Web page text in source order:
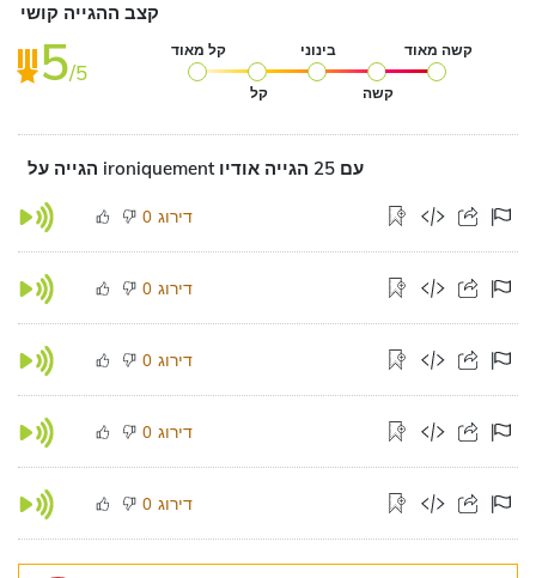
קצב ההגייה קושי
5/5
קל מאוד
קל
בינוני
קשה
קשה מאוד
הגייה על ironiquement עם 25 הגייה אודיו
0 דירוג
0 דירוג
0 דירוג
0 דירוג
0 דירוג